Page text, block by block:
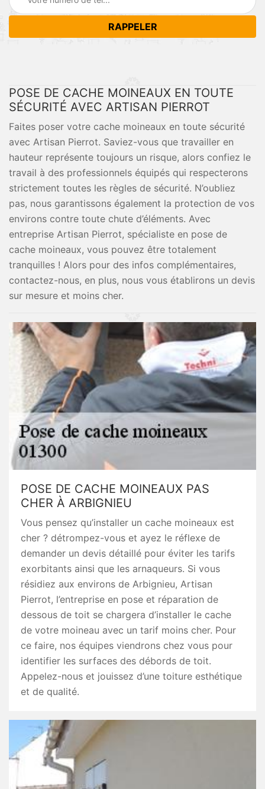
POSE DE CACHE MOINEAUX EN TOUTE
SÉCURITÉ AVEC ARTISAN PIERROT
Faites poser votre cache moineaux en toute sécurité
avec Artisan Pierrot. Saviez-vous que travailler en
hauteur représente toujours un risque, alors confiez le
travail à des professionnels équipés qui respecterons
strictement toutes les règles de sécurité. N’oubliez
pas, nous garantissons également la protection de vos
environs contre toute chute d’éléments. Avec
entreprise Artisan Pierrot, spécialiste en pose de
cache moineaux, vous pouvez être totalement
tranquilles ! Alors pour des infos complémentaires,
contactez-nous, en plus, nous vous établirons un devis
sur mesure et moins cher.
POSE DE CACHE MOINEAUX PAS
CHER À ARBIGNIEU
Vous pensez qu’installer un cache moineaux est
cher ? détrompez-vous et ayez le réflexe de
demander un devis détaillé pour éviter les tarifs
exorbitants ainsi que les arnaqueurs. Si vous
résidiez aux environs de Arbignieu, Artisan
Pierrot, l’entreprise en pose et réparation de
dessous de toit se chargera d’installer le cache
de votre moineau avec un tarif moins cher. Pour
ce faire, nos équipes viendrons chez vous pour
identifier les surfaces des débords de toit.
Appelez-nous et jouissez d’une toiture esthétique
et de qualité.